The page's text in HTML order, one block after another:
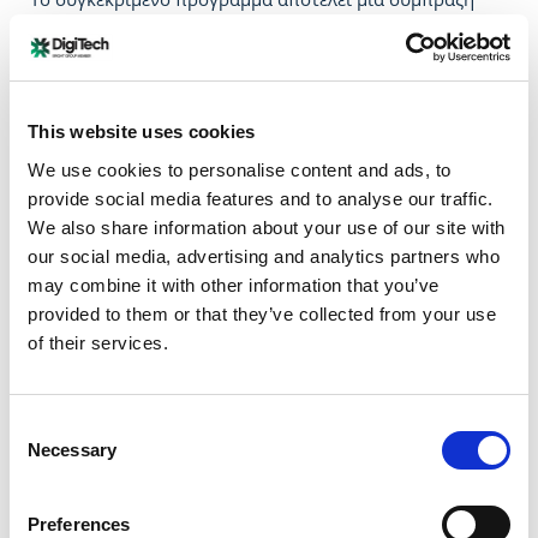
This website uses cookies
We use cookies to personalise content and ads, to
provide social media features and to analyse our traffic.
We also share information about your use of our site with
our social media, advertising and analytics partners who
may combine it with other information that you’ve
provided to them or that they’ve collected from your use
of their services.
Selection
Necessary
Preferences
Πανεπιστημίου Αιγαίου και της εταιρείας WIDE Services
αποκλειστική αντιπρόσωπο του Moodle στην Ελλάδα,
Read more ...
Παροχή Moodle Hosting σε φοιτητές
για έρευνα στο Moodle με θέμα
πάνω στοMoodle
και όπως έχει ανακοινώσει εδώ και